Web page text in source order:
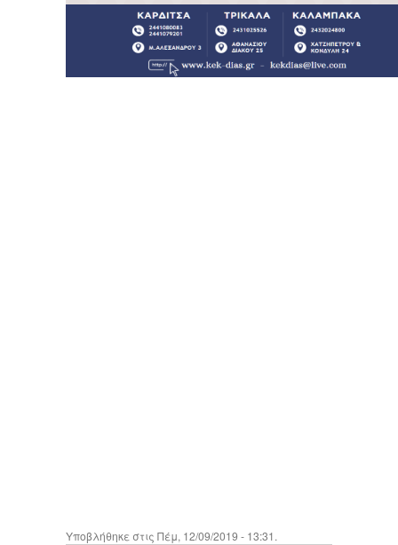
Υποβλήθηκε στις Πέμ, 12/09/2019 - 13:31.